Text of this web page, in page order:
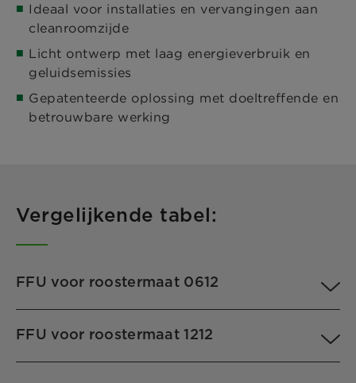
Ideaal voor installaties en vervangingen aan
cleanroomzijde
Licht ontwerp met laag energieverbruik en
geluidsemissies
Gepatenteerde oplossing met doeltreffende en
betrouwbare werking
Vergelijkende tabel:
FFU voor roostermaat 0612
FFU voor roostermaat 1212